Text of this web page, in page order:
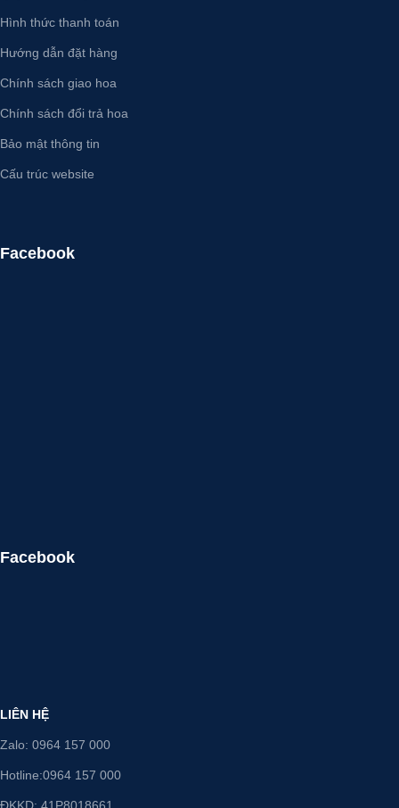
Hình thức thanh toán
Hướng dẫn đặt hàng
Chính sách giao hoa
Chính sách đổi trả hoa
Bảo mật thông tin
Cấu trúc website
Facebook
Facebook
LIÊN HỆ
Zalo: 0964 157 000
Hotline:0964 157 000